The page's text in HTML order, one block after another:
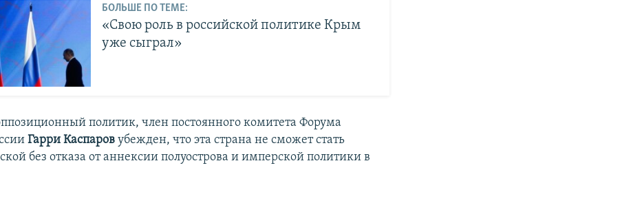
БОЛЬШЕ ПО ТЕМЕ:
«Свою роль в российской политике Крым
уже сыграл»
политик, член постоянного комитета Форума
Гарри Каспаров убежден, что эта страна не сможет стать
без отказа от аннексии полуострова и имперской политики в